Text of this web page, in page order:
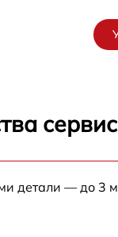
детали — до 3